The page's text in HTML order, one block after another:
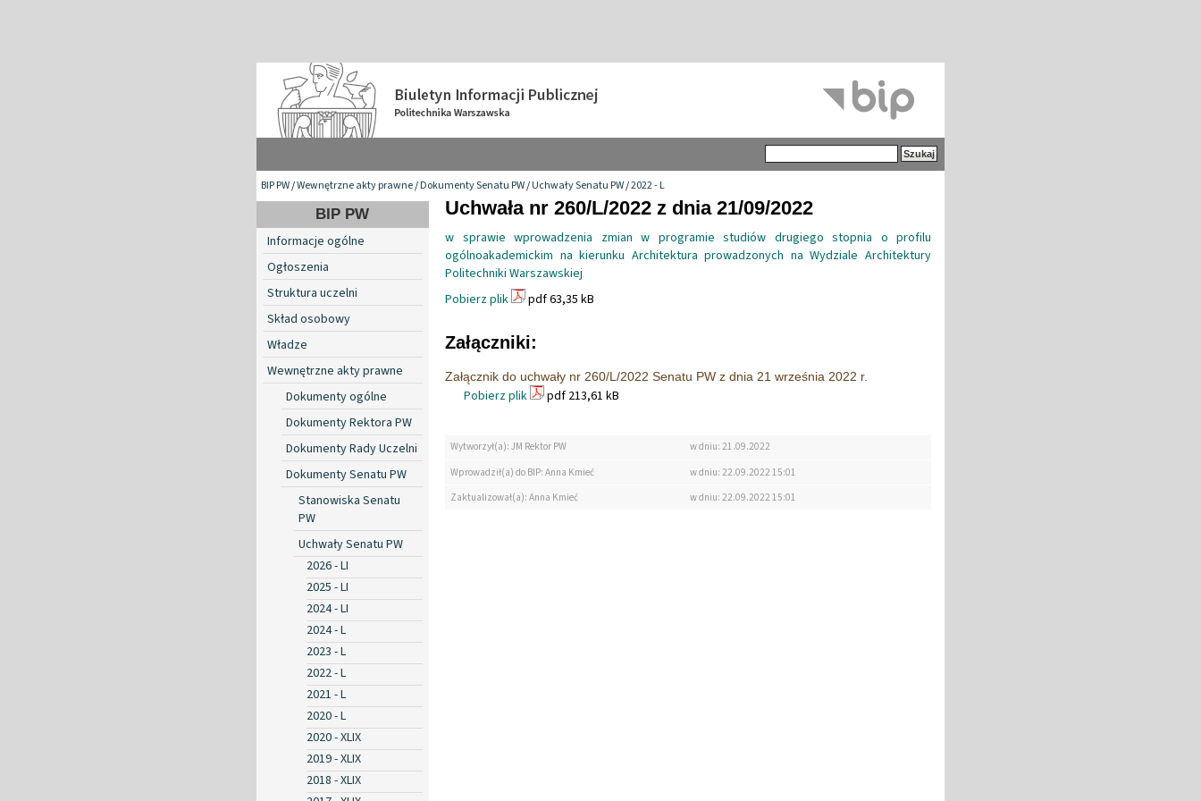
BIP PW/Wewnętrzne akty prawne/Dokumenty Senatu PW/Uchwały Senatu PW/2022 - L
BIP PW
Informacje ogólne
Ogłoszenia
Struktura uczelni
Skład osobowy
Władze
Wewnętrzne akty prawne
Dokumenty ogólne
Dokumenty Rektora PW
Dokumenty Rady Uczelni
Dokumenty Senatu PW
Stanowiska Senatu
PW
Uchwały Senatu PW
2026 - LI
2025 - LI
2024 - LI
2024 - L
2023 - L
2022 - L
2021 - L
2020 - L
2020 - XLIX
2019 - XLIX
2018 - XLIX
Uchwała nr 260/L/2022 z dnia 21/09/2022
w sprawie wprowadzenia zmian w programie studiów drugiego stopnia o profilu
ogólnoakademickim na kierunku Architektura prowadzonych na Wydziale Architektury
Politechniki Warszawskiej
Pobierz plik
pdf 63,35 kB
Załączniki:
Załącznik do uchwały nr 260/L/2022 Senatu PW z dnia 21 września 2022 r.
Pobierz plik pdf 213,61 kB
Wytworzył(a): JM Rektor PW
w dniu: 21.09.2022
Wprowadził(a) do BIP: Anna Kmieć
w dniu: 22.09.2022 15:01
Zaktualizował(a): Anna Kmieć
w dniu: 22.09.2022 15:01